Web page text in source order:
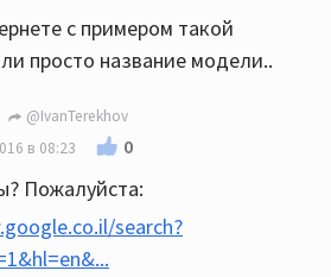
с примером такой
просто название модели..
@IvanTerekhov
в 08:23
0
Пожалуйста:
search?